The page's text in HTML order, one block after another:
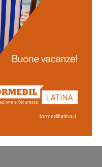
il fulcro di questo
vita salutare tra il
la prevenzione
Ci impegniamo
salute e il vostro